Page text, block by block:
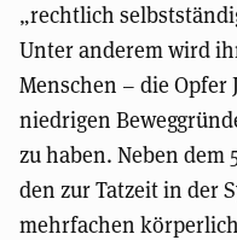
„rechtlich
Unter anderem wird
Menschen – die Opfer
niedrigen
zu haben. Neben dem
den zur Tatzeit in der
mehrfachen